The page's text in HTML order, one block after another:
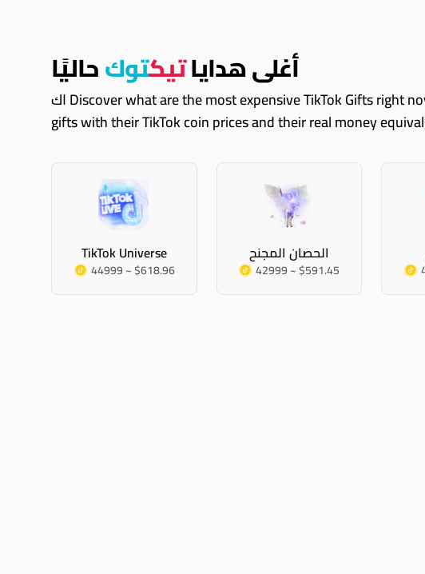
أغلى هداياتيكتوكحاليًا
اك Discover what are the most expensive TikTok Gifts right now. These are just some of them, you can always explore Coinvertify and see all expensive TikTok
gifts with their TikTok coin prices and their real money
TikTok Universe
44999 ~ $618.96
الحصان المجنح
42999 ~ $591.45